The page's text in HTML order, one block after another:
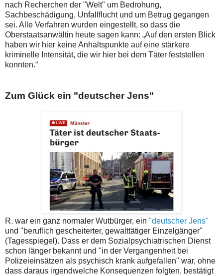
nach Recherchen der "Welt" um Bedrohung,
Sachbeschädigung, Unfallflucht und um Betrug gegangen
sei. Alle Verfahren wurden eingestellt, so dass die
Oberstaatsanwältin heute sagen kann: „Auf den ersten Blick
haben wir hier keine Anhaltspunkte auf eine stärkere
kriminelle Intensität, die wir hier bei dem Täter feststellen
konnten.“
Zum Glück ein "deutscher Jens"
R. war ein ganz normaler Wutbürger, ein "deutscher Jens"
und "beruflich gescheiterter, gewalttätiger Einzelgänger"
(Tagesspiegel). Dass er dem Sozialpsychiatrischen Dienst
schon länger bekannt und "in der Vergangenheit bei
Polizeieinsätzen als psychisch krank aufgefallen" war, ohne
dass daraus irgendwelche Konsequenzen folgten, bestätigt